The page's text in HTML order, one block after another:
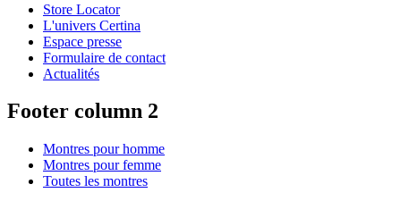
Store Locator
L'univers Certina
Espace presse
Formulaire de contact
Actualités
Footer column 2
Montres pour homme
Montres pour femme
Toutes les montres